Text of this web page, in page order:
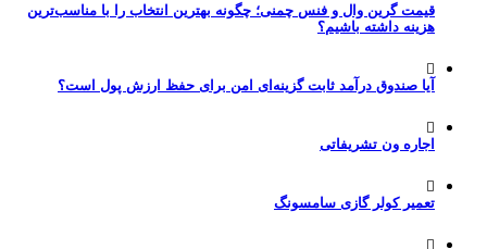
قیمت گرین وال و فنس چمنی؛ چگونه بهترین انتخاب را با مناسب‌ترین
هزینه داشته باشیم؟
آیا صندوق درآمد ثابت گزینه‌ای امن برای حفظ ارزش پول است؟
اجاره ون تشریفاتی
تعمیر کولر گازی سامسونگ